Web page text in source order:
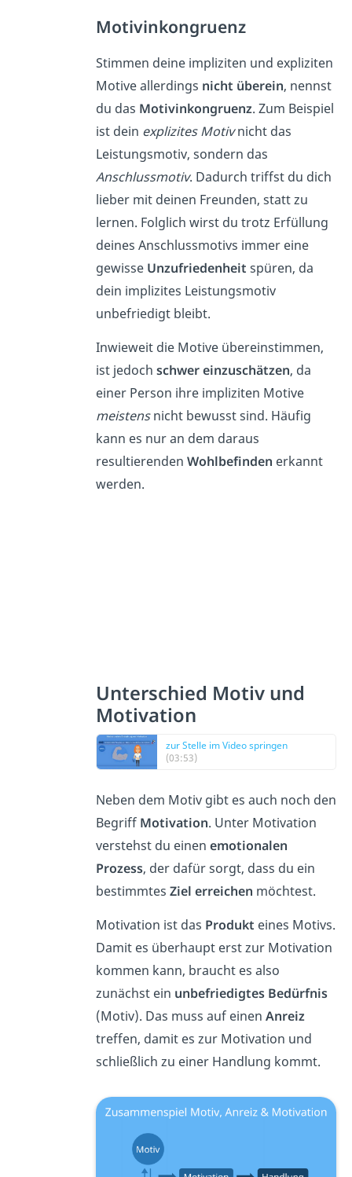
Motivinkongruenz
Stimmen deine impliziten und expliziten
Motive allerdings nicht überein, nennst
du das Motivinkongruenz. Zum Beispiel
ist dein explizites Motivnicht das
Leistungsmotiv, sondern das
Anschlussmotiv. Dadurch triffst du dich
lieber mit deinen Freunden, statt zu
lernen. Folglich wirst du trotz Erfüllung
deines Anschlussmotivs immer eine
gewisse Unzufriedenheit spüren, da
dein implizites Leistungsmotiv
unbefriedigt bleibt.
Inwieweit die Motive übereinstimmen,
ist jedoch schwer einzuschätzen, da
einer Person ihre impliziten Motive
meistensnicht bewusst sind. Häufig
kann es nur an dem daraus
resultierenden Wohlbefinden erkannt
werden.
Unterschied Motiv und
Motivation
zur Stelle im Video springen
(03:53)
Neben dem Motiv gibt es auch noch den
Begriff Motivation. Unter Motivation
verstehst du einen emotionalen
Prozess, der dafür sorgt, dass du ein
bestimmtes Ziel erreichen möchtest.
Motivation ist das Produkt eines Motivs.
Damit es überhaupt erst zur Motivation
kommen kann, braucht es also
zunächst ein unbefriedigtes Bedürfnis
(Motiv). Das muss auf einen Anreiz
treffen, damit es zur Motivation und
schließlich zu einer Handlung kommt.